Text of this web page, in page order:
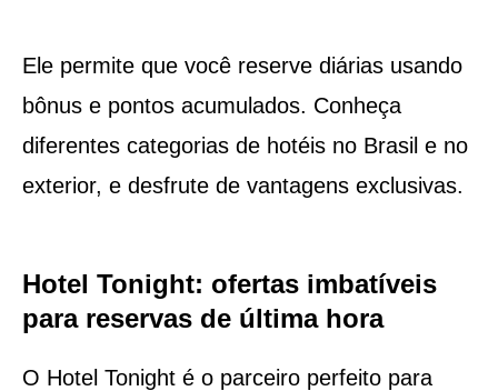
Ele permite que você reserve diárias usando
bônus e pontos acumulados. Conheça
diferentes categorias de hotéis no Brasil e no
exterior, e desfrute de vantagens exclusivas.
Hotel Tonight: ofertas imbatíveis
para reservas de última hora
O Hotel Tonight é o parceiro perfeito para